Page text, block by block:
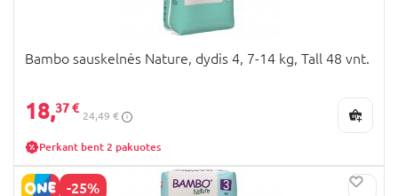
Bambo sauskelnės Nature, dydis 4, 7-14 kg, Tall 48 vnt.
18,37 €
24,49 €
Perkant bent 2 pakuotes
-25%